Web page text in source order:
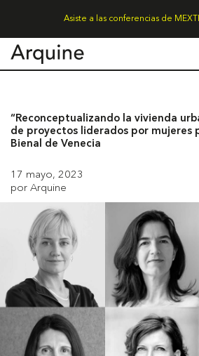
Asiste a las conferencias de
“Reconceptualizando la vivienda
de proyectos liderados por mujeres
Bienal de Venecia
17 mayo, 2023
por Arquine